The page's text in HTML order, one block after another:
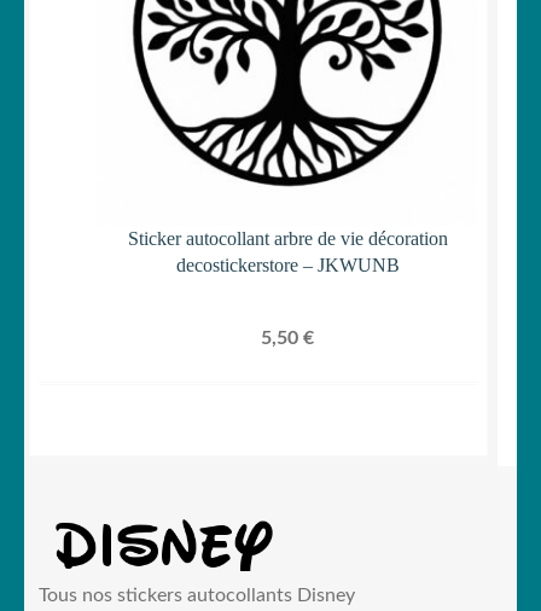
Sticker autocollant arbre de vie décoration
decostickerstore – JKWUNB
5,50 €
Tous nos stickers autocollants Disney